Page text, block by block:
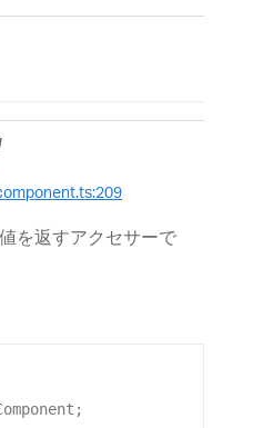
を返すアクセサーで
;